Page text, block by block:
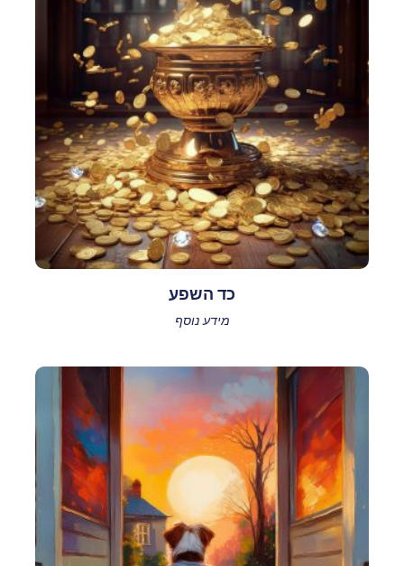
כד השפע
מידע נוסף